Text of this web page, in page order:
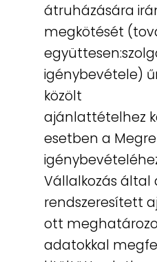
átruházására
megkötését
igénybevétele)
közölt
ajánlattételhez
esetben a
Vállalkozás
rendszeresített
ott
adatokkal